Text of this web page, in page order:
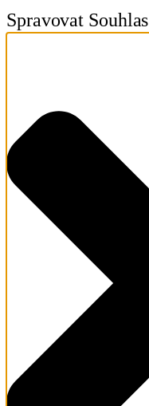
Spravovat Souhlas